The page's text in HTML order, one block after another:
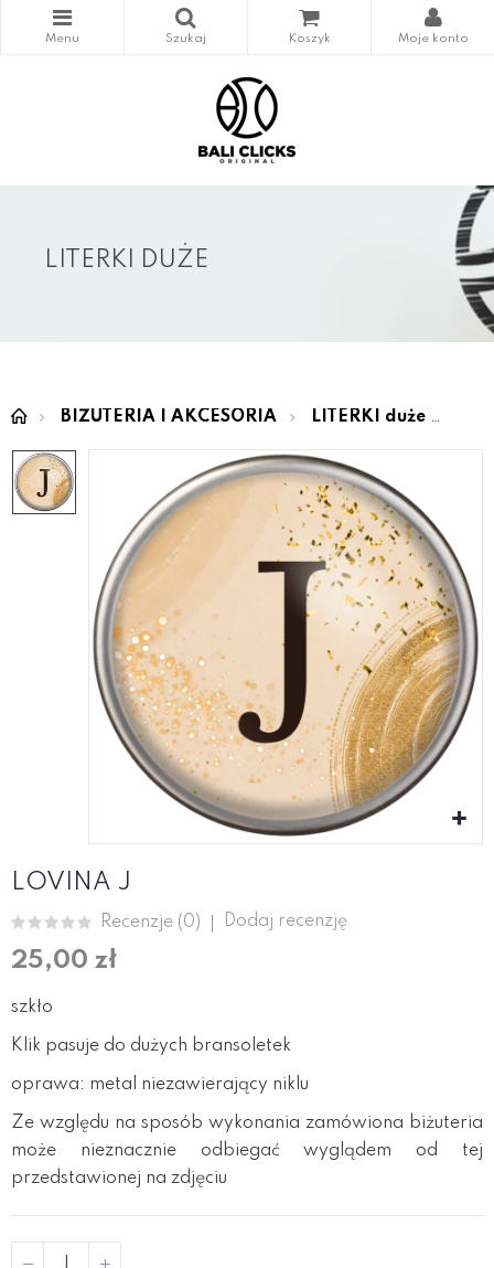
LITERKI DUŻE
BIŻUTERIA I AKCESORIA LITERKI duże
LOVINA J
Recenzje (0) Dodaj recenzję
25,00 zł
szkło
Klik pasuje do dużych bransoletek
oprawa: metal niezawierający niklu
Ze względu na sposób wykonania zamówiona biżuteria
może nieznacznie odbiegać wyglądem od tej
przedstawionej na zdjęciu